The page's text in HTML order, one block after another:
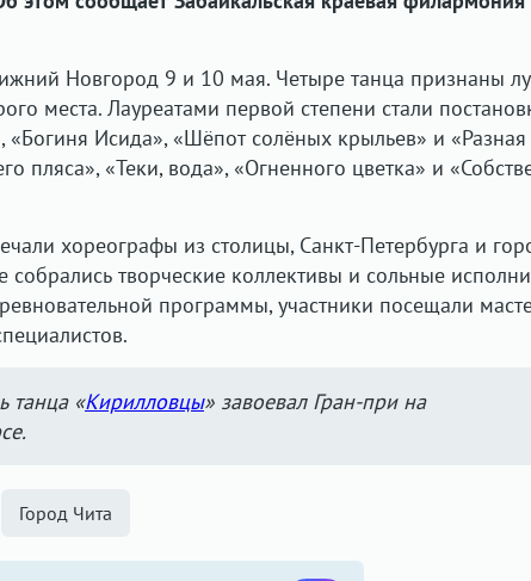
Новгород 9 и 10 мая. Четыре танца признаны
места. Лауреатами первой степени стали
Исида», «Шёпот солёных крыльев» и «Разная
пляса», «Теки, вода», «Огненного цветка» и
хореографы из столицы, Санкт-Петербурга и
собрались творческие коллективы и сольные
программы, участники посещали
танца «Кирилловцы» завоевал Гран-при на
Город Чита